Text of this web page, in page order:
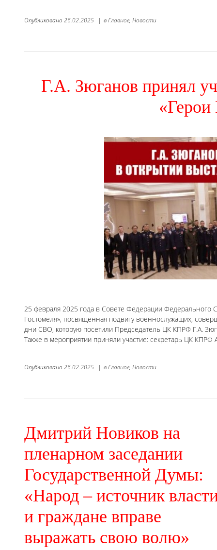
Опубликовано 26.02.2025 | вГлавное, Новости
Г.А. Зюганов принял
«Герои
25 февраля 2025 года в Совете Федерации Федерального
Гостомеля», посвященная подвигу военнослужащих,
дни СВО, которую посетили Председатель ЦК КПРФ Г.А.
Также в мероприятии приняли участие: секретарь ЦК
Опубликовано 26.02.2025 | вГлавное, Новости
Дмитрий Новиков на
пленарном заседании
Государственной Думы:
«Народ – источник
и граждане вправе
выражать свою волю»